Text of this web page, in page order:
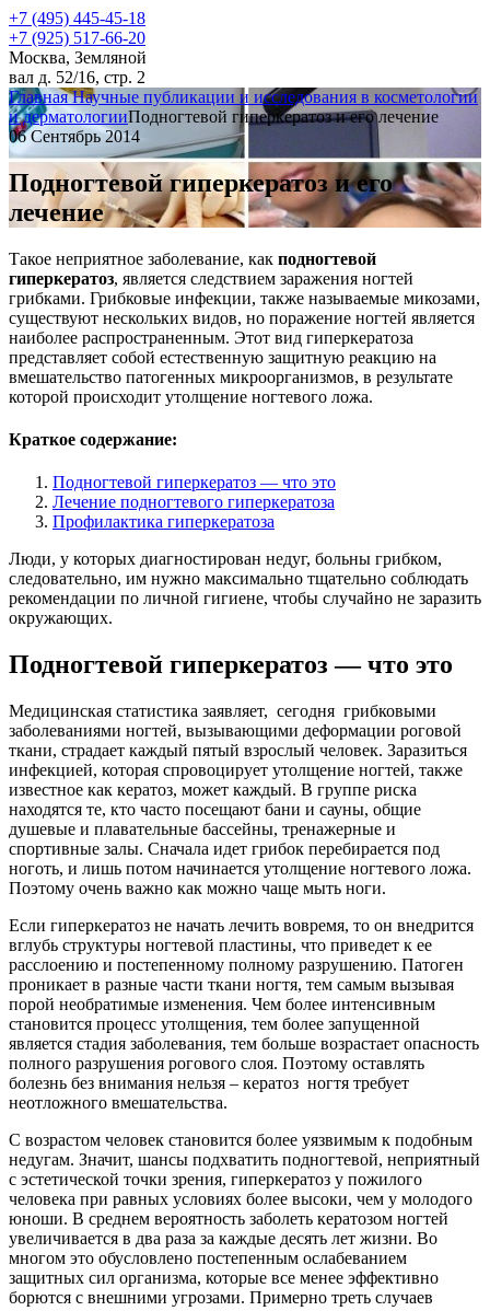
+7 (495) 445-45-18
+7 (925) 517-66-20
Москва, Земляной
вал д. 52/16, стр. 2
ГлавнаяНаучные публикации и исследования в косметологии
и дерматологииПодногтевой гиперкератоз и его лечение
06 Сентябрь 2014
Подногтевой гиперкератоз и его
лечение
Такое неприятное заболевание, как подногтевой
гиперкератоз, является следствием заражения ногтей
грибками. Грибковые инфекции, также называемые микозами,
существуют нескольких видов, но поражение ногтей является
наиболее распространенным. Этот вид гиперкератоза
представляет собой естественную защитную реакцию на
вмешательство патогенных микроорганизмов, в результате
которой происходит утолщение ногтевого ложа.
Краткое содержание:
Подногтевой гиперкератоз — что это
Лечение подногтевого гиперкератоза
Профилактика гиперкератоза
Люди, у которых диагностирован недуг, больны грибком,
следовательно, им нужно максимально тщательно соблюдать
рекомендации по личной гигиене, чтобы случайно не заразить
окружающих.
Подногтевой гиперкератоз — что это
Медицинская статистика заявляет, сегодня грибковыми
заболеваниями ногтей, вызывающими деформации роговой
ткани, страдает каждый пятый взрослый человек. Заразиться
инфекцией, которая спровоцирует утолщение ногтей, также
известное как кератоз, может каждый. В группе риска
находятся те, кто часто посещают бани и сауны, общие
душевые и плавательные бассейны, тренажерные и
спортивные залы. Сначала идет грибок перебирается под
ноготь, и лишь потом начинается утолщение ногтевого ложа.
Поэтому очень важно как можно чаще мыть ноги.
Если гиперкератоз не начать лечить вовремя, то он внедрится
вглубь структуры ногтевой пластины, что приведет к ее
расслоению и постепенному полному разрушению. Патоген
проникает в разные части ткани ногтя, тем самым вызывая
порой необратимые изменения. Чем более интенсивным
становится процесс утолщения, тем более запущенной
является стадия заболевания, тем больше возрастает опасность
полного разрушения рогового слоя. Поэтому оставлять
болезнь без внимания нельзя – кератоз ногтя требует
неотложного вмешательства.
С возрастом человек становится более уязвимым к подобным
недугам. Значит, шансы подхватить подногтевой, неприятный
с эстетической точки зрения, гиперкератоз у пожилого
человека при равных условиях более высоки, чем у молодого
юноши. В среднем вероятность заболеть кератозом ногтей
увеличивается в два раза за каждые десять лет жизни. Во
многом это обусловлено постепенным ослабеванием
защитных сил организма, которые все менее эффективно
борются с внешними угрозами. Примерно треть случаев